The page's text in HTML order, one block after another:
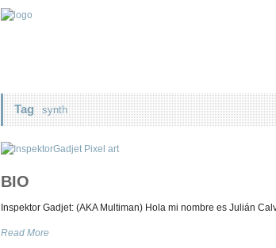
Tag synth
BIO
Inspektor Gadjet: (AKA Multiman) Hola mi nombre es Julián
Read More